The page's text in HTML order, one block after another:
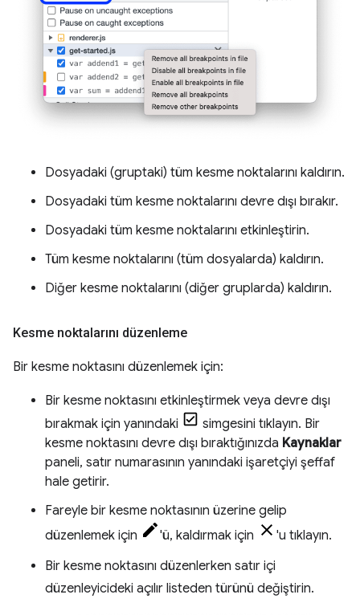
Dosyadaki (gruptaki) tüm kesme noktalarını kaldırın.
Dosyadaki tüm kesme noktalarını devre dışı bırakır.
Dosyadaki tüm kesme noktalarını etkinleştirin.
Tüm kesme noktalarını (tüm dosyalarda) kaldırın.
Diğer kesme noktalarını (diğer gruplarda) kaldırın.
Kesme noktalarını düzenleme
Bir kesme noktasını düzenlemek için:
Bir kesme noktasını etkinleştirmek veya devre dışı
bırakmak için yanındaki
simgesini tıklayın. Bir
kesme noktasını devre dışı bıraktığınızda Kaynaklar
paneli, satır numarasının yanındaki işaretçiyi şeffaf
hale getirir.
Fareyle bir kesme noktasının üzerine gelip
düzenlemek için
'ü, kaldırmak için
'u tıklayın.
Bir kesme noktasını düzenlerken satır içi
düzenleyicideki açılır listeden türünü değiştirin.